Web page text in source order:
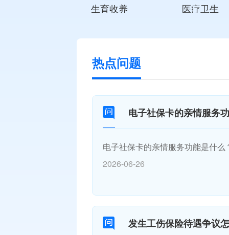
生育收养 医疗卫生
热点问题
电子社保卡的亲情服务
电子社保卡的亲情服务功能是什么
2026-06-26
发生工伤保险待遇争议